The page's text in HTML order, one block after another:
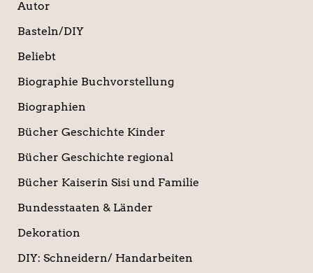
Autor
Basteln/DIY
Beliebt
Biographie Buchvorstellung
Biographien
Bücher Geschichte Kinder
Bücher Geschichte regional
Bücher Kaiserin Sisi und Familie
Bundesstaaten & Länder
Dekoration
DIY: Schneidern/ Handarbeiten